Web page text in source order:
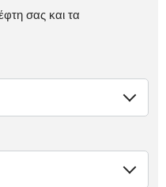
σας και τα